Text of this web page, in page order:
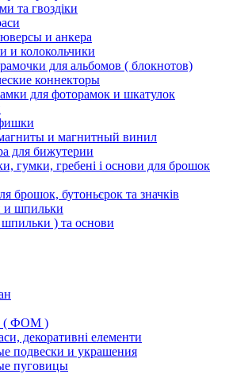
та гвоздіки
и анкера
и колокольчики
для альбомов ( блокнотов)
коннекторы
для фоторамок и шкатулок
и магнитный винил
для бижутерии
гумки, гребені і основи для брошок
брошок, бутоньєрок та значків
и шпильки
) та основи
( ФОМ )
декоративні елементи
подвески и украшения
пуговицы